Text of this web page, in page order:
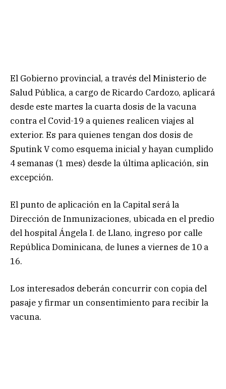
El Gobierno provincial, a través del Ministerio de
Salud Pública, a cargo de Ricardo Cardozo, aplicará
desde este martes la cuarta dosis de la vacuna
contra el Covid-19 a quienes realicen viajes al
exterior. Es para quienes tengan dos dosis de
Sputink V como esquema inicial y hayan cumplido
4 semanas (1 mes) desde la última aplicación, sin
excepción.
El punto de aplicación en la Capital será la
Dirección de Inmunizaciones, ubicada en el predio
del hospital Ángela I. de Llano, ingreso por calle
República Dominicana, de lunes a viernes de 10 a
16.
Los interesados deberán concurrir con copia del
pasaje y firmar un consentimiento para recibir la
vacuna.